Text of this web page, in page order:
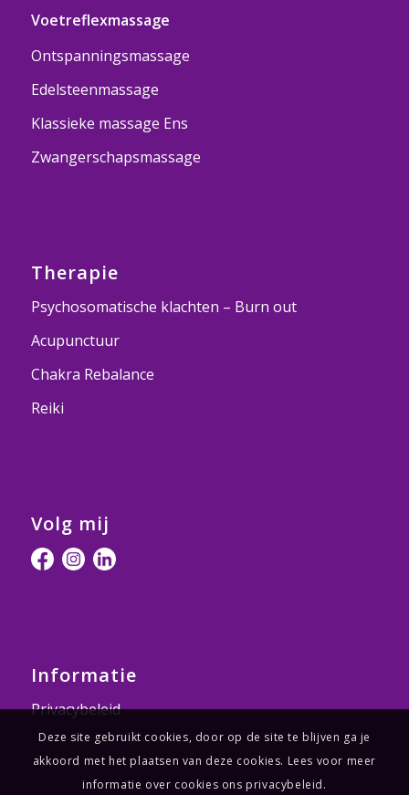
Voetreflexmassage
Ontspanningsmassage
Edelsteenmassage
Klassieke massage Ens
Zwangerschapsmassage
Therapie
Psychosomatische klachten – Burn out
Acupunctuur
Chakra Rebalance
Reiki
Volg mij
Informatie
Privacybeleid
Deze site gebruikt cookies, door op de site te blijven ga je
akkoord met het plaatsen van deze cookies. Lees voor meer
informatie over cookies ons privacybeleid.